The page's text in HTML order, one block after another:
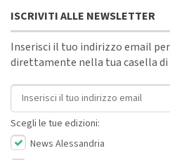
ISCRIVITI ALLE NEWSLETTER
Inserisci il tuo indirizzo email
direttamente nella tua casella
Indirizzo email
Scegli le tue edizioni:
News Alessandria